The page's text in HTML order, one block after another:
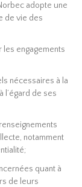
adopte une
de vie des
engagements
nécessaires à la
l’égard de ses
notamment
quant à
de leurs